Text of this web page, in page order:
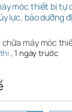
móc thiết bị tự
lực, bảo dưỡng
chữa máy móc
, 1 ngày trước